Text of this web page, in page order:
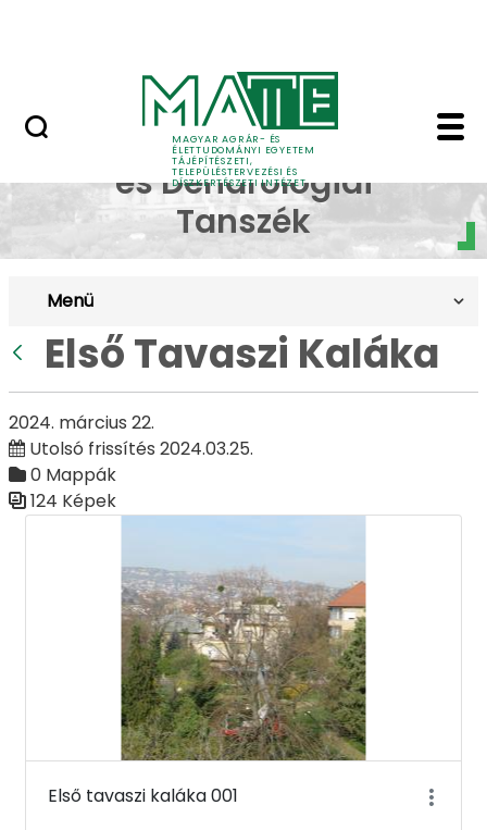
MAGYAR AGRÁR- ÉS
ÉLETTUDOMÁNYI EGYETEM
TÁJÉPÍTÉSZETI,
TELEPÜLÉSTERVEZÉSI ÉS
DÍSZKERTÉSZETI INTÉZET
Első Tavaszi Kaláka
Dísznövénytermesztési
és Dendrológiai
Tanszék
Menü
Első Tavaszi Kaláka
2024. március 22.
Utolsó frissítés 2024.03.25.
0 Mappák
124 Képek
Első tavaszi kaláka 001